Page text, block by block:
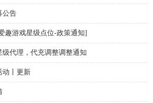
公告
趣游戏星级点位-政策通知]
级代理，代充调整调整通知
动丨更新